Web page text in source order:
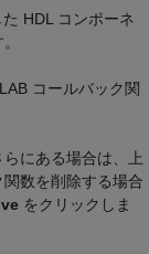
HDL コンポーネ
コールバック関
にある場合は、上
数を削除する場合
をクリックしま